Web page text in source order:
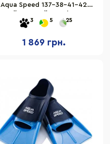
Aqua Speed 137-38-41-42
3 5 25
1 869 грн.